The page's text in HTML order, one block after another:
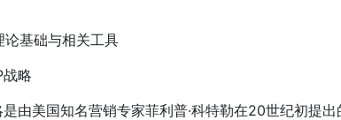
论基础与相关工具
略
是由美国知名营销专家菲利普·科特勒在20世纪初提